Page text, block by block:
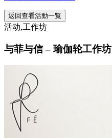
返回查看活動一覧
活动,工作坊
与菲与信 – 瑜伽轮工作坊